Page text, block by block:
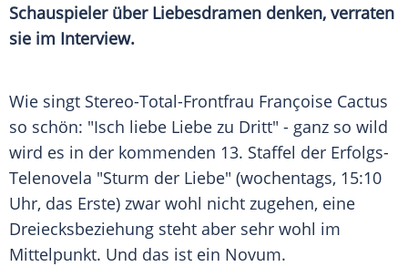
Schauspieler über Liebesdramen denken, verraten
sie im Interview.
Wie singt Stereo-Total-Frontfrau Françoise Cactus
so schön: "Isch liebe Liebe zu Dritt" - ganz so wild
wird es in der kommenden 13. Staffel der Erfolgs-
Telenovela "Sturm der Liebe" (wochentags, 15:10
Uhr, das Erste) zwar wohl nicht zugehen, eine
Dreiecksbeziehung steht aber sehr wohl im
Mittelpunkt. Und das ist ein Novum.